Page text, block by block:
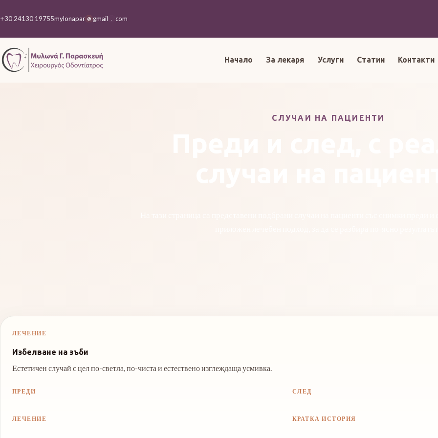
+30 24130 19755mylonapar @ gmail com
Начало За лекаря Услуги Статии Контакти
СЛУЧАИ НА ПАЦИЕНТИ
ЛЕЧЕНИЕ
Избелване на зъби
Естетичен случай с цел по-светла, по-чиста и естествено изглеждаща усмивка.
ПРЕДИ СЛЕД
ЛЕЧЕНИЕ КРАТКА ИСТОРИЯ